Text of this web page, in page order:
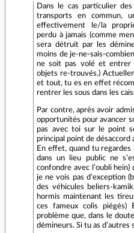
Dans le cas particulier
transports en commun,
effectivement le/la
perdu à jamais (comme
sera détruit par les
moins de je-ne-sais-
ne soit pas volé et entrer
objets re-trouvés.)
et tout, tu es en effet
rentrer les sous dans les
Par contre, après avoir
opportunités pour avancer
pas avec toi sur le point
principal point de désaccord
En effet, quand tu regardes
dans un lieu public ne
confondre avec l’oubli
je ne vois pas d’exception
des véhicules beliers-
hormis maintenant les
ces fameux colis piégés)
problème que, dans le
démineurs. Si tu as d’autres